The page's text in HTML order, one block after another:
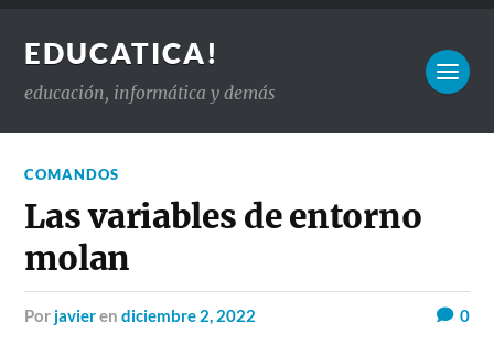
EDUCATICA!
educación, informática y demás
COMANDOS
Las variables de entorno
molan
por javierendiciembre 2, 2022 0